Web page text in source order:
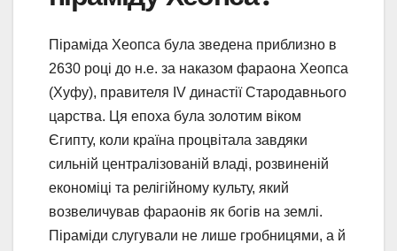
Піраміда Хеопса була зведена приблизно в
2630 році до н.е. за наказом фараона Хеопса
(Хуфу), правителя IV династії Стародавнього
царства. Ця епоха була золотим віком
Єгипту, коли країна процвітала завдяки
сильній централізованій владі, розвиненій
економіці та релігійному культу, який
возвеличував фараонів як богів на землі.
Піраміди слугували не лише гробницями, а й